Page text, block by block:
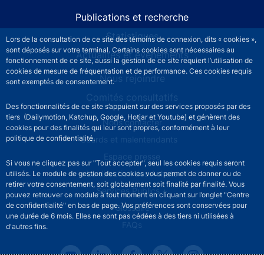
Lors de la consultation de ce site des témoins de connexion, dits « cookies »,
sont déposés sur votre terminal. Certains cookies sont nécessaires au
fonctionnement de ce site, aussi la gestion de ce site requiert l’utilisation de
cookies de mesure de fréquentation et de performance. Ces cookies requis
sont exemptés de consentement.
Des fonctionnalités de ce site s’appuient sur des services proposés par des
tiers (Dailymotion, Katchup, Google, Hotjar et Youtube) et génèrent des
cookies pour des finalités qui leur sont propres, conformément à leur
politique de confidentialité.
Si vous ne cliquez pas sur "Tout accepter", seul les cookies requis seront
utilisés. Le module de gestion des cookies vous permet de donner ou de
retirer votre consentement, soit globalement soit finalité par finalité. Vous
pouvez retrouver ce module à tout moment en cliquant sur l’onglet "Centre
de confidentialité" en bas de page. Vos préférences sont conservées pour
une durée de 6 mois. Elles ne sont pas cédées à des tiers ni utilisées à
d'autres fins.
Publications et recherche
Statistiques
Actualités et événements
Nous rejoindre
Comités consultatifs
Footer secondary menuNous contacter
Sourds et malentendants
Espace presse
La direction des Achats
Services Publics +
Glossaire
FAQs